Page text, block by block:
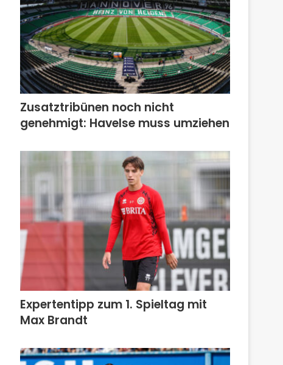
Zusatztribünen noch nicht
genehmigt: Havelse muss umziehen
Expertentipp zum 1. Spieltag mit
Max Brandt